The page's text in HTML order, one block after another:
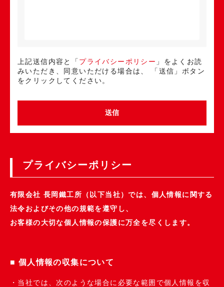
上記送信内容と「 プライバシーポリシー 」をよくお読
みいただき、同意いただける場合は、
「送信」ボタン
をクリックしてください。
プライバシーポリシー
有限会社 長岡鐵工所（以下当社）では、個人情報に関する
法令およびその他の規範を遵守し、
お客様の大切な個人情報の保護に万全を尽くします。
■ 個人情報の収集について
当社では、次のような場合に必要な範囲で個人情報を収